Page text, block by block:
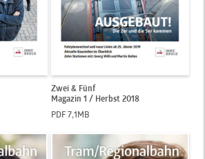
Zwei & Fünf
Magazin 1 / Herbst 2018
PDF 7,1MB